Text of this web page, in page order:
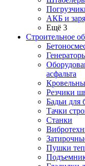
АКБ и
Ещё 3
Строительное
асфальта
Резчики
Бадьи для
Тачки
Станки
Пушки